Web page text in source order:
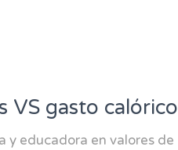
VS gasto calórico
y educadora en valores de